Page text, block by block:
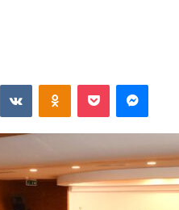
VKontakteOdnoklassniki
Pocket